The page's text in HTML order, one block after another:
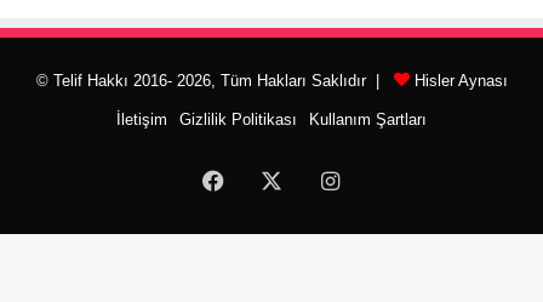
© Telif Hakkı 2016- 2026, Tüm Hakları Saklıdır | Hisler Aynası
İletişim Gizlilik Politikası Kullanım Şartları
Facebook Instagram